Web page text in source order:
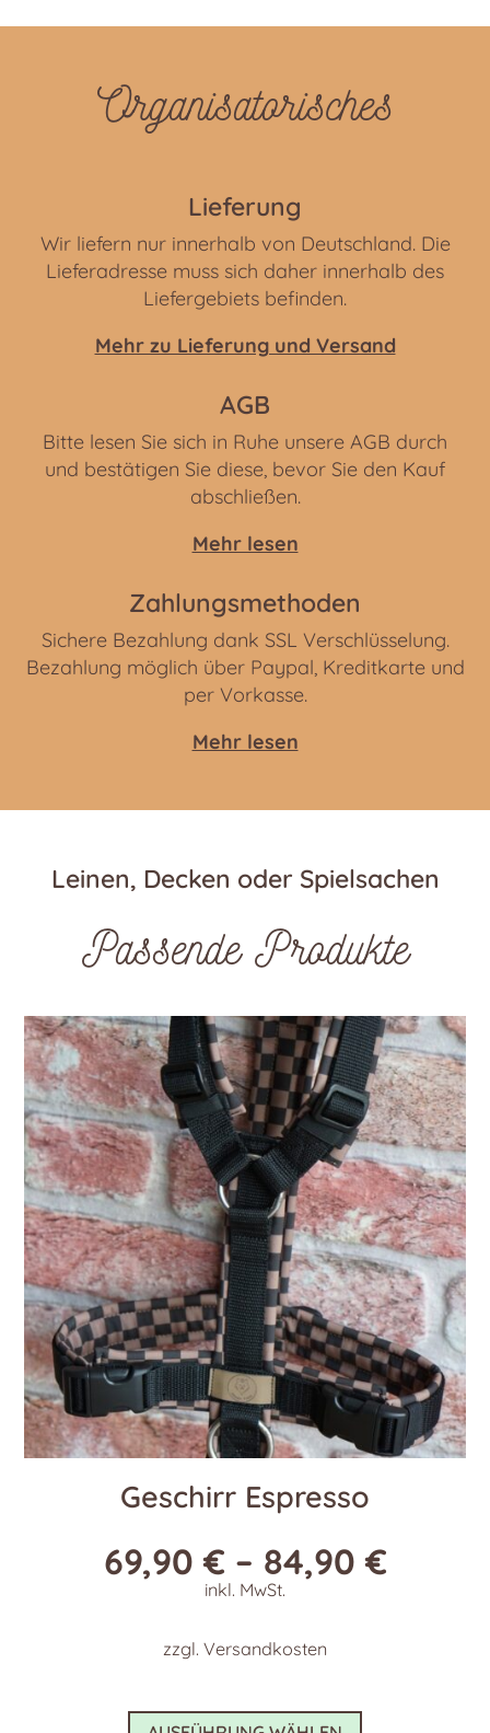
Organisatorisches
Lieferung
Wir liefern nur innerhalb von Deutschland. Die
Lieferadresse muss sich daher innerhalb des
Liefergebiets befinden.
Mehr zu Lieferung und Versand
AGB
Bitte lesen Sie sich in Ruhe unsere AGB durch
und bestätigen Sie diese, bevor Sie den Kauf
abschließen.
Mehr lesen
Zahlungsmethoden
Sichere Bezahlung dank SSL Verschlüsselung.
Bezahlung möglich über Paypal, Kreditkarte und
per Vorkasse.
Mehr lesen
Leinen, Decken oder Spielsachen
Passende Produkte
Geschirr Espresso
69,90€ – 84,90€
inkl. MwSt.
zzgl. Versandkosten
Dieses